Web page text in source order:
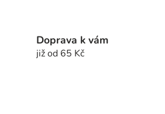
Doprava k vám
již od 65 Kč